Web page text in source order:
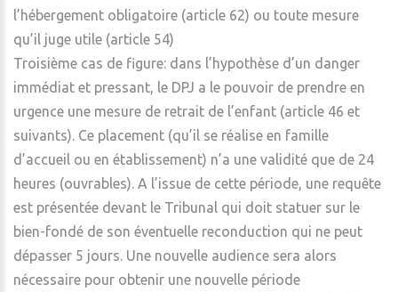
l’hébergement obligatoire (article 62) ou toute mesure
qu’il juge utile (article 54)
Troisième cas de figure: dans l’hypothèse d’un danger
immédiat et pressant, le DPJ a le pouvoir de prendre en
urgence une mesure de retrait de l’enfant (article 46 et
suivants). Ce placement (qu’il se réalise en famille
d’accueil ou en établissement) n’a une validité que de 24
heures (ouvrables). A l’issue de cette période, une requête
est présentée devant le Tribunal qui doit statuer sur le
bien-fondé de son éventuelle reconduction qui ne peut
dépasser 5 jours. Une nouvelle audience sera alors
nécessaire pour obtenir une nouvelle période